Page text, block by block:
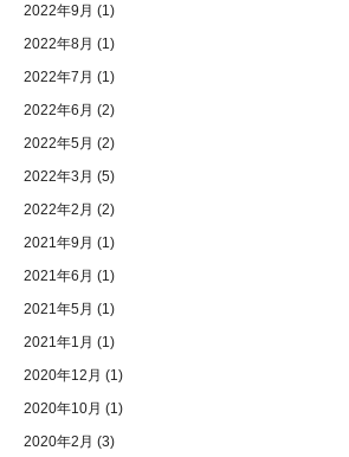
2022年9月 (1)
2022年8月 (1)
2022年7月 (1)
2022年6月 (2)
2022年5月 (2)
2022年3月 (5)
2022年2月 (2)
2021年9月 (1)
2021年6月 (1)
2021年5月 (1)
2021年1月 (1)
2020年12月 (1)
2020年10月 (1)
2020年2月 (3)